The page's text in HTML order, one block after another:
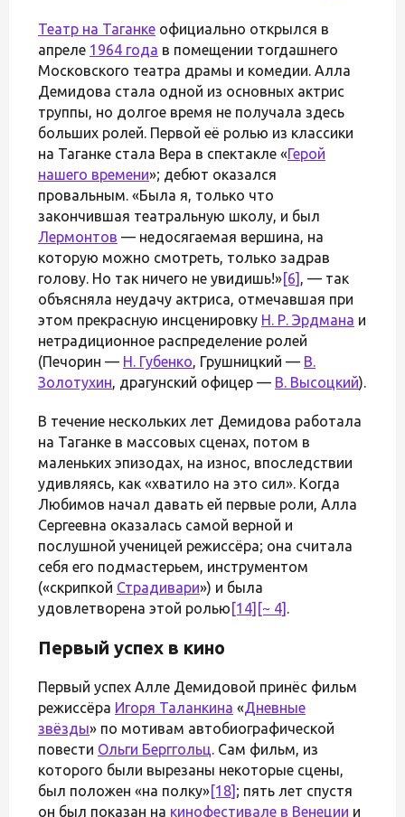
Театр на Таганке официально открылся в
апреле 1964 года в помещении тогдашнего
Московского театра драмы и комедии. Алла
Демидова стала одной из основных актрис
труппы, но долгое время не получала здесь
больших ролей. Первой её ролью из классики
на Таганке стала Вера в спектакле «Герой
нашего времени»; дебют оказался
провальным. «Была я, только что
закончившая театральную школу, и был
Лермонтов — недосягаемая вершина, на
которую можно смотреть, только задрав
голову. Но так ничего не увидишь!»[6] , — так
объясняла неудачу актриса, отмечавшая при
этом прекрасную инсценировку Н. Р. Эрдмана и
нетрадиционное распределение ролей
(Печорин — Н. Губенко, Грушницкий — В.
Золотухин, драгунский офицер — В. Высоцкий).
В течение нескольких лет Демидова работала
на Таганке в массовых сценах, потом в
маленьких эпизодах, на износ, впоследствии
удивляясь, как «хватило на это сил». Когда
Любимов начал давать ей первые роли, Алла
Сергеевна оказалась самой верной и
послушной ученицей режиссёра; она считала
себя его подмастерьем, инструментом
(«скрипкой Страдивари») и была
удовлетворена этой ролью [14] [~ 4] .
Первый успех в кино
Первый успех Алле Демидовой принёс фильм
режиссёра Игоря Таланкина «Дневные
звёзды» по мотивам автобиографической
повести Ольги Берггольц. Сам фильм, из
которого были вырезаны некоторые сцены,
был положен «на полку»[18] ; пять лет спустя
он был показан на кинофестивале в Венеции и